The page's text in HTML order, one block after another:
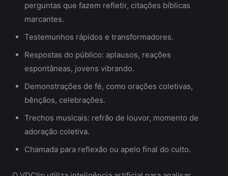
perguntas que fazem refletir, citações bíblicas
marcantes.
Testemunhos rápidos e transformadores.
Respostas do público: aplausos, reações
espontâneas, jovens vibrando.
Demonstrações de fé, como orações coletivas,
bênçãos, celebrações.
Trechos musicais: refrão de louvor, momento de
adoração coletiva.
Chamada para reflexão ou apelo final do culto.